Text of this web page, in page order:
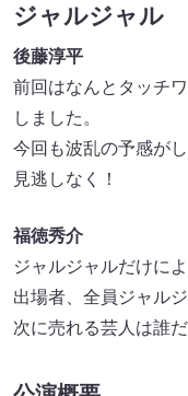
ジャルジャル
後藤淳平
前回はなんとタッチ
しました。
今回も波乱の予感が
見逃しなく！
福徳秀介
ジャルジャルだけに
出場者、全員ジャルジ
次に売れる芸人は誰